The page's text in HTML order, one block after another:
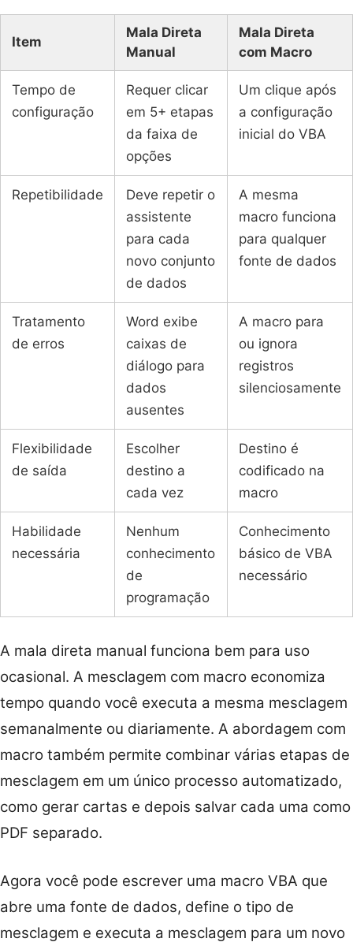
Item
Mala Direta
Manual
Mala Direta
com Macro
Tempo de
configuração
Requer clicar
em 5+ etapas
da faixa de
opções
Um clique após
a configuração
inicial do VBA
Repetibilidade
Deve repetir o
assistente
para cada
novo conjunto
de dados
A mesma
macro funciona
para qualquer
fonte de dados
Tratamento
de erros
Word exibe
caixas de
diálogo para
dados
ausentes
A macro para
ou ignora
registros
silenciosamente
Flexibilidade
de saída
Escolher
destino a
cada vez
Destino é
codificado na
macro
Habilidade
necessária
Nenhum
conhecimento
de
programação
Conhecimento
básico de VBA
necessário
A mala direta manual funciona bem para uso
ocasional. A mesclagem com macro economiza
tempo quando você executa a mesma mesclagem
semanalmente ou diariamente. A abordagem com
macro também permite combinar várias etapas de
mesclagem em um único processo automatizado,
como gerar cartas e depois salvar cada uma como
PDF separado.
Agora você pode escrever uma macro VBA que
abre uma fonte de dados, define o tipo de
mesclagem e executa a mesclagem para um novo